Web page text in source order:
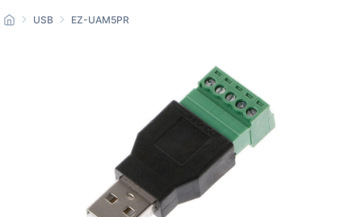
USB EZ-UAM5PR